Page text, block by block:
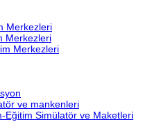
Merkezleri
Merkezleri
Merkezleri
ve mankenleri
Eğitim Simülatör ve Maketleri